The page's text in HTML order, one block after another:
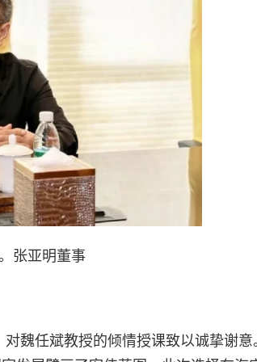
张亚明董事
魏任斌教授的倾情授课致以诚挚谢意